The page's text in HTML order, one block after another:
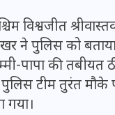
विश्वजीत
ने पुलिस को
पापा की
टीम तुरंत मौके
गया।